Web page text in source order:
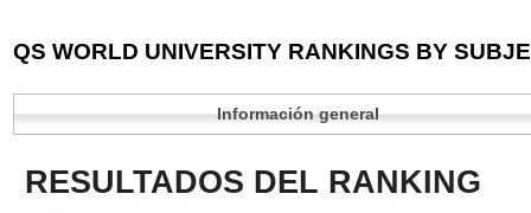
QS WORLD UNIVERSITY RANKINGS BY
Información general
RESULTADOS DEL RANKING